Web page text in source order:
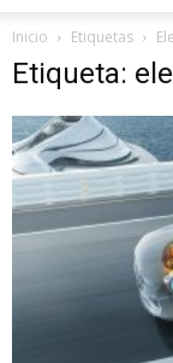
Inicio Etiquetas
Etiqueta: